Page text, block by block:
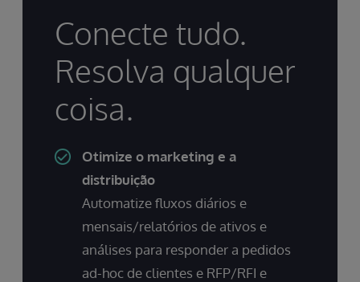
Conecte tudo.
Resolva qualquer
coisa.
Otimize o marketing e a
distribuição
Automatize fluxos diários e
mensais/relatórios de ativos e
análises para responder a pedidos
ad-hoc de clientes e RFP/RFI e